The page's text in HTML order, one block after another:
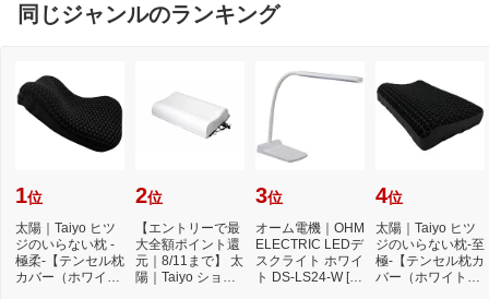
同じジャンルのランキング
1位
太陽｜Taiyo ヒツ
ジのいらない枕 -
極柔-【テンセル枕
カバー（ホワイ
2位
【エントリーで最
大全額ポイント還
元｜8/11まで】 太
陽｜Taiyo ショー
3位
オーム電機｜OHM
ELECTRIC LEDデ
スクライト ホワイ
ト DS-LS24-W [L
4位
太陽｜Taiyo ヒツ
ジのいらない枕-至
極-【テンセル枕カ
バー（ホワイト）